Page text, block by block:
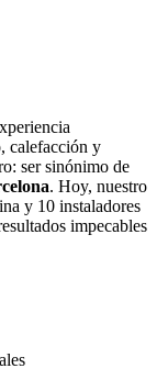
calefacción y
ser sinónimo de
. Hoy, nuestro
y 10 instaladores
impecables